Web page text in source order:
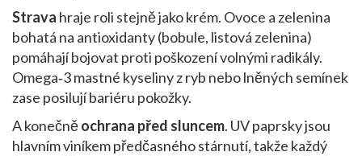
Strava hraje roli stejně jako krém. Ovoce a zelenina
bohatá na antioxidanty (bobule, listová zelenina)
pomáhají bojovat proti poškození volnými radikály.
Omega‑3 mastné kyseliny z ryb nebo lněných semínek
zase posilují bariéru pokožky.
A konečněochrana před sluncem. UV paprsky jsou
hlavním viníkem předčasného stárnutí, takže každý